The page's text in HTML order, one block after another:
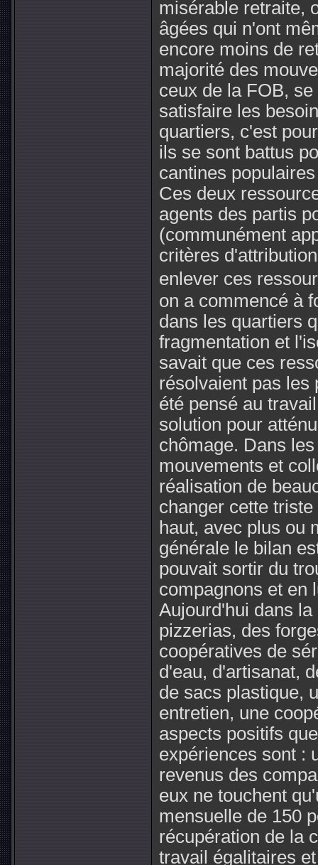
misérable retraite,
âgées qui n'ont
encore moins de
majorité des
ceux de la FOB,
satisfaire les
quartiers, c'est
ils se sont battus
cantines
Ces deux
agents des partis
(communément
critères
enlever ces
on a commencé à
dans les quartiers
fragmentation et
savait que ces
résolvaient pas les
été pensé au
solution pour
chômage. Dans
mouvements et
réalisation de
changer cette
haut, avec plus ou
générale le bilan
pouvait sortir du
compagnons et en
Aujourd'hui dans
pizzerias, des
coopératives de
d'eau, d'artisanat,
de sacs plastique,
entretien, une
aspects positifs
expériences sont :
revenus des
eux ne touchent
mensuelle de 150
récupération de la
travail égalitaires